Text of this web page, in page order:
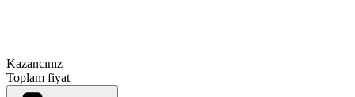
Kazancınız
Toplam fiyat